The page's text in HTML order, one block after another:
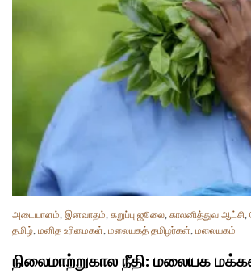
அடையாளம், இனவாதம், கறுப்பு ஜூலை, காலனித்துவ ஆட்சி,
தமிழ், மனித உரிமைகள், மலையகத் தமிழர்கள், மலையகம்
நிலைமாற்றுகால நீதி: மலையக